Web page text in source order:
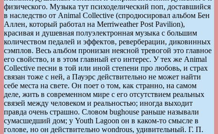
физического. Музыка тут психоделический поп, доставшийся
в наследство от Animal Collective (спродюсировал альбом Бен
Аллен, который работал на Merriweather Post Pavilion),
красивая и душевная полуэлектронная музыка с большим
количеством педалей и эффектов, реверберации, диковинных
сэмплов. Весь альбом пронизан неясной тревогой это главное
его свойство, и в этом главный его интерес. У тех же Animal
Collective песни в той или иной степени про любовь, и страх
связан тоже с ней, а Пауэрс действительно не может найти
себе места на свете. Он поет о том, как странно, на самом
деле, жить в современном мире с его отсутствием реальных
связей между человеком и реальностью; иногда выходит
правда очень страшно. Словом bughouse раньше называли
сумасшедший дом; у Youth Lagoon он в каком-то смысле в
голове, но он действительно wondrous, удивительный. Г. П.